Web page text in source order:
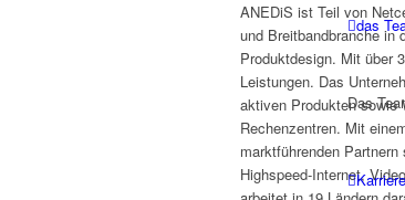
das
Das
Karriere
ANEDiS ist Teil von
und Breitbandbranche in
Produktdesign. Mit über
Leistungen. Das
aktiven Produkten sowie
Rechenzentren. Mit
marktführenden
Highspeed-Internet,